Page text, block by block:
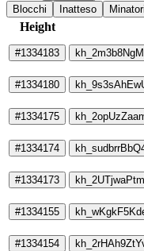
Blocchi
Inatteso Minatori
Height
#1334183
#1334180
#1334175
#1334174
#1334173
#1334155
#1334154